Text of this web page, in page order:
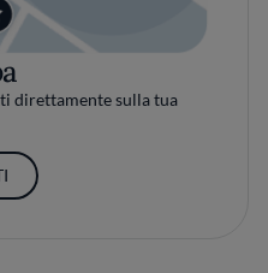
direttamente sulla tua